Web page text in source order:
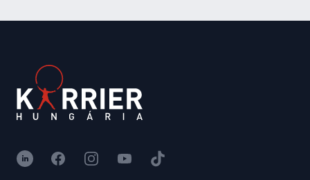
LinkedInFacebookInstagramYouTubeTikTok